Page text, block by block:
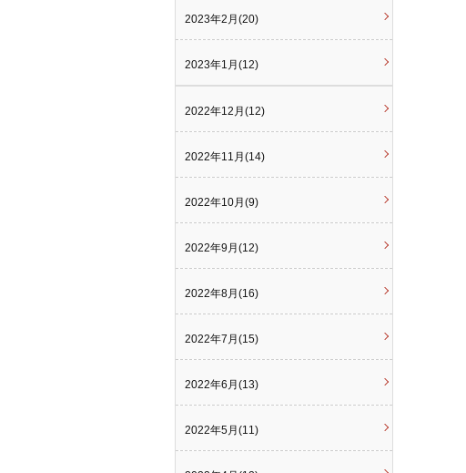
2023年2月(20)
2023年1月(12)
2022年12月(12)
2022年11月(14)
2022年10月(9)
2022年9月(12)
2022年8月(16)
2022年7月(15)
2022年6月(13)
2022年5月(11)